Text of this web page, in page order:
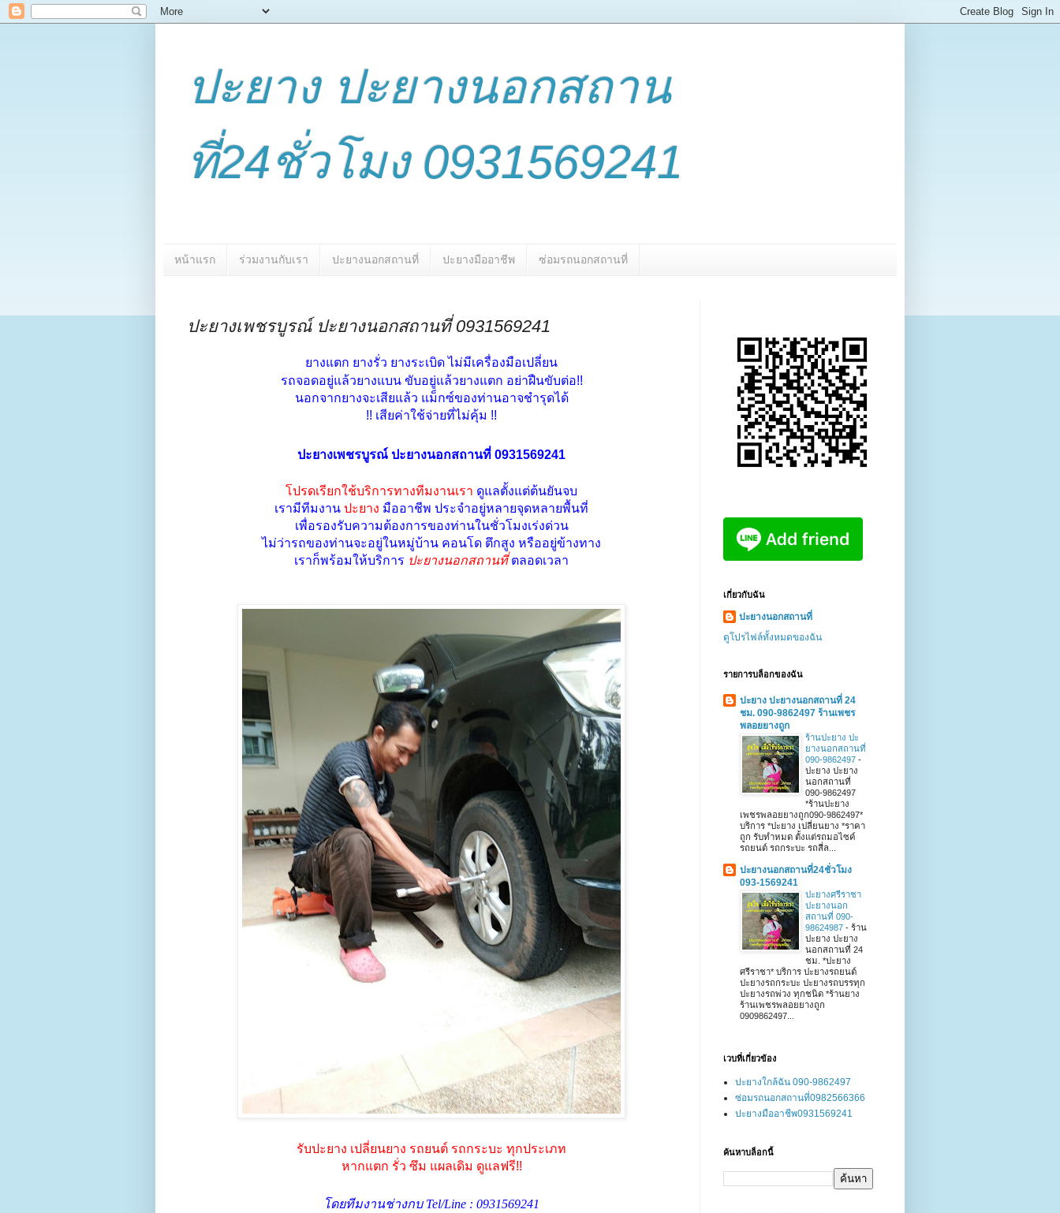
ปะยาง ปะยางนอกสถาน
ที่24ชั่วโมง 0931569241
หน้าแรก ร่วมงานกับเรา ปะยางนอกสถานที่ ปะยางมืออาชีพ ซ่อมรถนอกสถานที่
ปะยางเพชรบูรณ์ ปะยางนอกสถานที่ 0931569241
ยางแตก ยางรั่ว ยางระเบิด ไม่มีเครื่องมือเปลี่ยน
รถจอดอยู่แล้วยางแบน ขับอยู่แล้วยางแตก อย่าฝืนขับต่อ!!
นอกจากยางจะเสียแล้ว แม็กซ์ของท่านอาจชำรุดได้
!! เสียค่าใช้จ่ายที่ไม่คุ้ม !!
ปะยางเพชรบูรณ์ ปะยางนอกสถานที่ 0931569241
โปรดเรียกใช้บริการทางทีมงานเรา ดูแลตั้งแต่ต้นยันจบ
เรามีทีมงาน ปะยาง มืออาชีพ ประจำอยู่หลายจุดหลายพื้นที่
เพื่อรองรับความต้องการของท่านในชั่วโมงเร่งด่วน
ไม่ว่ารถของท่านจะอยู่ในหมู่บ้าน คอนโด ตึกสูง หรืออยู่ข้างทาง
เราก็พร้อมให้บริการ ปะยางนอกสถานที่ตลอดเวลา
รับปะยาง เปลี่ยนยาง รถยนต์ รถกระบะ ทุกประเภท
หากแตก รั่ว ซึม แผลเดิม ดูแลฟรี!!
โดยทีมงานช่างกบ Tel/Line : 0931569241
เกี่ยวกับฉัน
ปะยางนอกสถานที่
ดูโปรไฟล์ทั้งหมดของฉัน
รายการบล็อกของฉัน
ปะยาง ปะยางนอกสถานที่ 24
ชม. 090-9862497 ร้านเพชร
พลอยยางถูก
ร้านปะยาง ปะ
ยางนอกสถานที่
090-9862497 -
ปะยาง ปะยาง
นอกสถานที่
090-9862497
*ร้านปะยาง
เพชรพลอยยางถูก090-9862497*
บริการ *ปะยาง เปลี่ยนยาง *ราคา
ถูก รับทำหมด ตั้งแต่รถมอไซค์
รถยนต์ รถกระบะ รถสี่ล...
ปะยางนอกสถานที่24ชั่วโมง
093-1569241
ปะยางศรีราชา
ปะยางนอก
สถานที่ 090-
98624987 - ร้าน
ปะยาง ปะยาง
นอกสถานที่ 24
ชม. *ปะยาง
ศรีราชา* บริการ ปะยางรถยนต์
ปะยางรถกระบะ ปะยางรถบรรทุก
ปะยางรถพ่วง ทุกชนิด *ร้านยาง
ร้านเพชรพลอยยางถูก
0909862497...
เวบที่เกี่ยวข้อง
ปะยางใกล้ฉัน 090-9862497
ซ่อมรถนอกสถานที่0982566366
ปะยางมืออาชีพ0931569241
ค้นหาบล็อกนี้